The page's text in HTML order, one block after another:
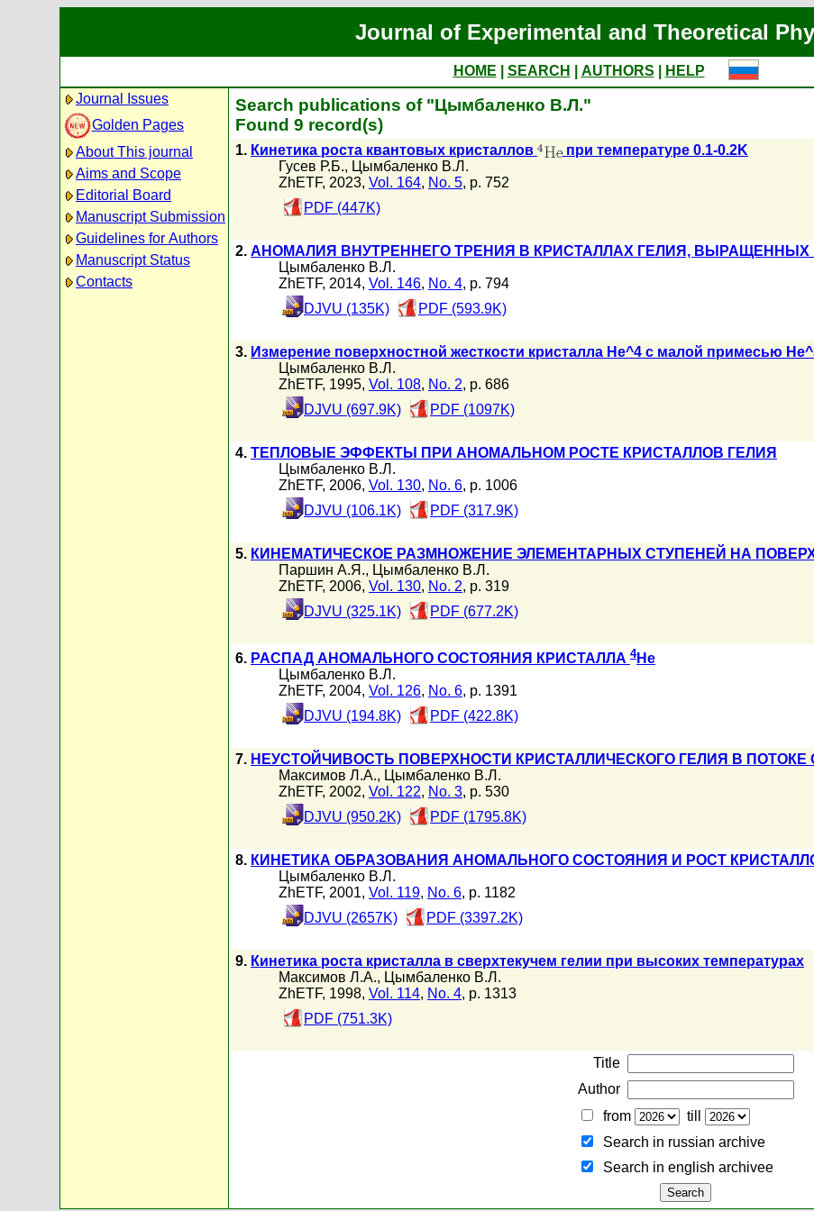
Journal of Experimental and Theoretical
HOME SEARCH AUTHORS
HELP
Journal Issues
Golden Pages
About This journal
Aims and Scope
Editorial Board
Manuscript Submission
Guidelines for Authors
Manuscript Status
Contacts
Search publications of "Цымбаленко В.Л."
Found 9 record(s)
1. Кинетика роста квантовых кристаллов
при температуре 0.1-0.2K
Гусев Р.Б., Цымбаленко В.Л.
ZhETF, 2023, Vol. 164, No. 5, p. 752
PDF (447K)
2. АНОМАЛИЯ ВНУТРЕННЕГО ТРЕНИЯ В КРИСТАЛЛАХ ГЕЛИЯ, ВЫРАЩЕННЫХ
Цымбаленко В.Л.
ZhETF, 2014, Vol. 146, No. 4, p. 794
DJVU (135K)
PDF (593.9K)
3. Измерение поверхностной жесткости кристалла He^4 с малой примесью
Цымбаленко В.Л.
ZhETF, 1995, Vol. 108, No. 2, p. 686
DJVU (697.9K)
PDF (1097K)
4. ТЕПЛОВЫЕ ЭФФЕКТЫ ПРИ АНОМАЛЬНОМ РОСТЕ КРИСТАЛЛОВ ГЕЛИЯ
Цымбаленко В.Л.
ZhETF, 2006, Vol. 130, No. 6, p. 1006
DJVU (106.1K)
PDF (317.9K)
5. КИНЕМАТИЧЕСКОЕ РАЗМНОЖЕНИЕ ЭЛЕМЕНТАРНЫХ СТУПЕНЕЙ НА
Паршин А.Я., Цымбаленко В.Л.
ZhETF, 2006, Vol. 130, No. 2, p. 319
DJVU (325.1K)
PDF (677.2K)
6. РАСПАД АНОМАЛЬНОГО СОСТОЯНИЯ КРИСТАЛЛА 4He
Цымбаленко В.Л.
ZhETF, 2004, Vol. 126, No. 6, p. 1391
DJVU (194.8K)
PDF (422.8K)
7. НЕУСТОЙЧИВОСТЬ ПОВЕРХНОСТИ КРИСТАЛЛИЧЕСКОГО ГЕЛИЯ В ПОТОКЕ
Максимов Л.А., Цымбаленко В.Л.
ZhETF, 2002, Vol. 122, No. 3, p. 530
DJVU (950.2K)
PDF (1795.8K)
8. КИНЕТИКА ОБРАЗОВАНИЯ АНОМАЛЬНОГО СОСТОЯНИЯ И РОСТ
Цымбаленко В.Л.
ZhETF, 2001, Vol. 119, No. 6, p. 1182
DJVU (2657K)
PDF (3397.2K)
9. Кинетика роста кристалла в сверхтекучем гелии при высоких температурах
Максимов Л.А., Цымбаленко В.Л.
ZhETF, 1998, Vol. 114, No. 4, p. 1313
PDF (751.3K)
Title
Author
from
till
Search in russian archive
Search in english archiveе